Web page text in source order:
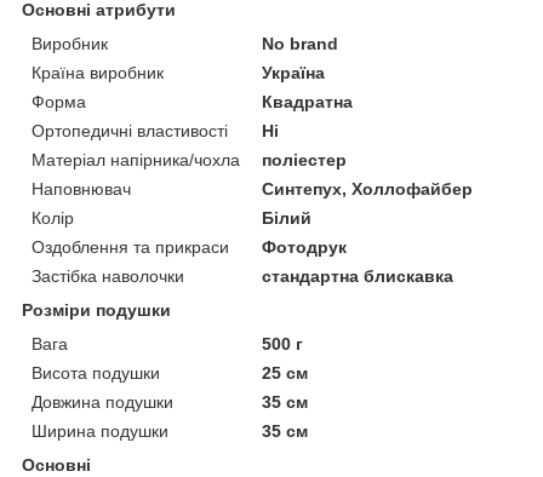
Основні атрибути
Виробник
No brand
Країна виробник
Україна
Форма
Квадратна
Ортопедичні властивості
Ні
Матеріал напірника/чохла
поліестер
Наповнювач
Синтепух, Холлофайбер
Колір
Білий
Оздоблення та прикраси
Фотодрук
Застібка наволочки
стандартна блискавка
Розміри подушки
Вага
500 г
Висота подушки
25 см
Довжина подушки
35 см
Ширина подушки
35 см
Основні